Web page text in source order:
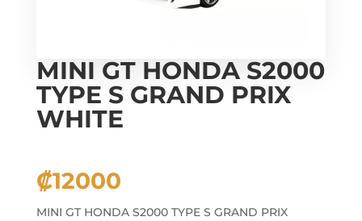
MINI GT HONDA S2000
TYPE S GRAND PRIX
WHITE
₡12000
MINI GT HONDA S2000 TYPE S GRAND PRIX